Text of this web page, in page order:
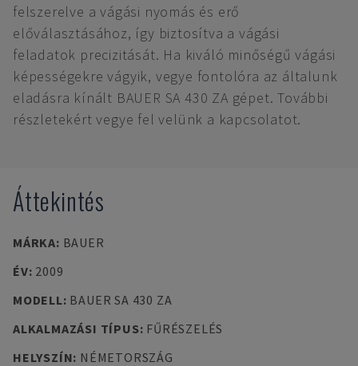
felszerelve a vágási nyomás és erő
előválasztásához, így biztosítva a vágási
feladatok precizitását. Ha kiváló minőségű vágási
képességekre vágyik, vegye fontolóra az általunk
eladásra kínált BAUER SA 430 ZA gépet. További
részletekért vegye fel velünk a kapcsolatot.
Áttekintés
MÁRKA: BAUER
ÉV: 2009
MODELL: BAUER SA 430 ZA
ALKALMAZÁSI TÍPUS: FŰRÉSZELÉS
HELYSZÍN: NÉMETORSZÁG